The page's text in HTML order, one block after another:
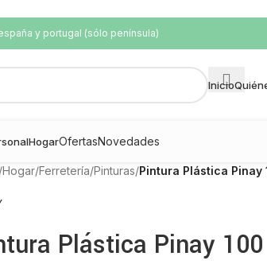
y portugal (sólo península)
Inicio
HogarOfertasNovedades
/Hogar/Ferretería/Pinturas/Pintura Plástica Pinay
Plástica Pinay